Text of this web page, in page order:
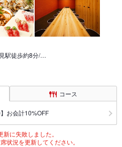
駅徒歩約8分/…
コース
お会計10%OFF
に失敗しました。
状況を更新してください。